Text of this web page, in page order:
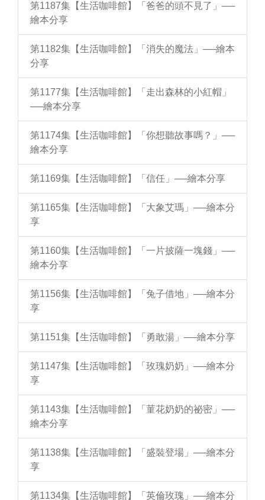
第1187集【生活咖啡館】「爸爸的頭不見了」──
繪本分享
第1182集【生活咖啡館】「消失的魔法」──繪本
分享
第1177集【生活咖啡館】「走出森林的小紅帽」
──繪本分享
第1174集【生活咖啡館】「你想聽故事嗎？」──
繪本分享
第1169集【生活咖啡館】「信任」──繪本分享
第1165集【生活咖啡館】「大象艾瑪」──繪本分
享
第1160集【生活咖啡館】「一片披薩一塊錢」──
繪本分享
第1156集【生活咖啡館】「兔子借地」──繪本分
享
第1151集【生活咖啡館】「勇敢湯」──繪本分享
第1147集【生活咖啡館】「玫瑰奶奶」──繪本分
享
第1143集【生活咖啡館】「菫花奶奶的祕密」──
繪本分享
第1138集【生活咖啡館】「盛裝登場」──繪本分
享
第1134集【生活咖啡館】「英倫玫瑰」──繪本分